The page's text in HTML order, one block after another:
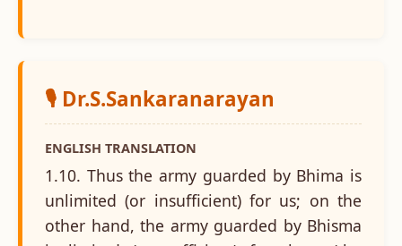
🎙️ Dr.S.Sankaranarayan
ENGLISH TRANSLATION
1.10. Thus the army guarded by Bhima is
unlimited (or insufficient) for us; on the
other hand, the army guarded by Bhisma